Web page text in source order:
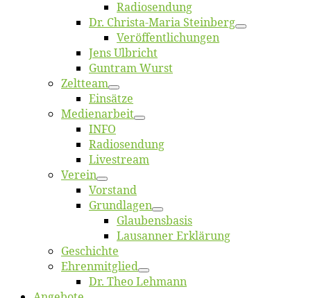
Ra­dio­sen­dung
Dr. Chris­­ta-Ma­ria Steinberg
Ver­öf­fent­li­chun­gen
Jens Ulb­richt
Gun­tram Wurst
Zelt­team
Ein­sät­ze
Me­di­en­ar­beit
INFO
Ra­dio­sen­dung
Live­stream
Ver­ein
Vor­stand
Grund­la­gen
Glaubens­ba­sis
Lausan­ner Erklärung
Ge­schich­te
Eh­ren­mit­glied
Dr. Theo Lehmann